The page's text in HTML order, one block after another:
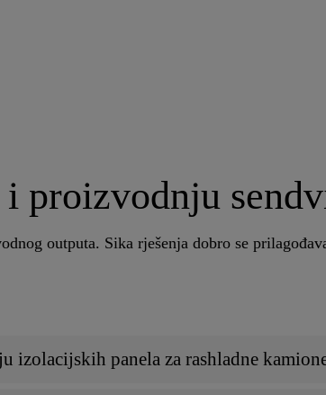
proizvodnju
outputa. Sika rješenja dobro se
izolacijskih panela za rashladne